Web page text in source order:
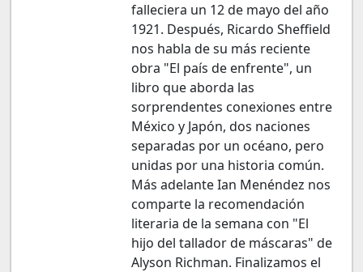
falleciera un 12 de mayo del año
1921. Después, Ricardo Sheffield
nos habla de su más reciente
obra "El país de enfrente", un
libro que aborda las
sorprendentes conexiones entre
México y Japón, dos naciones
separadas por un océano, pero
unidas por una historia común.
Más adelante Ian Menéndez nos
comparte la recomendación
literaria de la semana con "El
hijo del tallador de máscaras" de
Alyson Richman. Finalizamos el